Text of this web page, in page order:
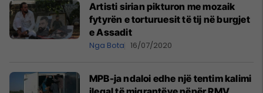
Artisti sirian pikturon me mozaik
fytyrën e torturuesit të tij në burgjet
e Assadit
Nga Bota 16/07/2020
MPB-ja ndaloi edhe një tentim kalimi